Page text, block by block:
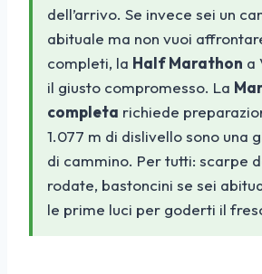
dell’arrivo. Se invece sei un
abituale ma non vuoi
completi, la Half Marathon a
il giusto compromesso. La
completa richiede
1.077 m di dislivello sono una
di cammino. Per tutti: scarpe
rodate, bastoncini se sei
le prime luci per goderti il